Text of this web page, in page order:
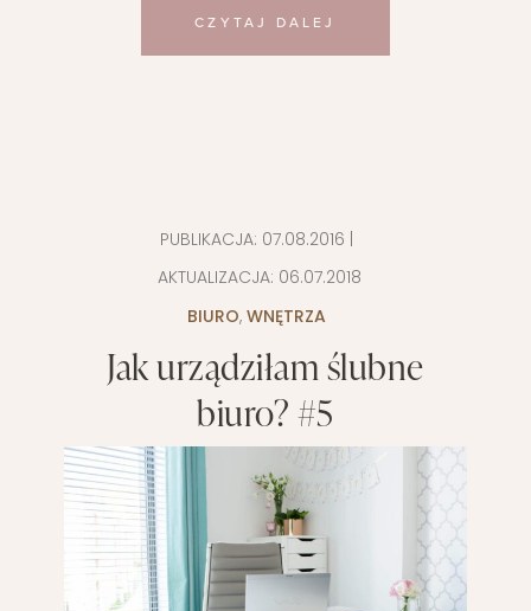
CZYTAJ DALEJ
PUBLIKACJA: 07.08.2016 |
AKTUALIZACJA: 06.07.2018
BIURO, WNĘTRZA
Jak urządziłam ślubne
biuro? #5